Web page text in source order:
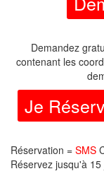
Demandez
contenant les
Je
Réservation = SMS
Réservez jusqu'à